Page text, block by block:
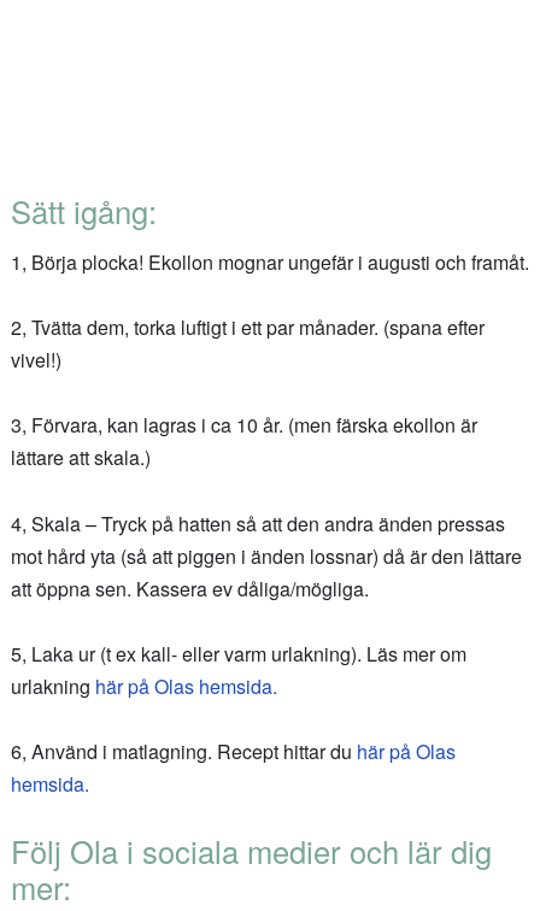
Sätt igång:
1, Börja plocka! Ekollon mognar ungefär i augusti och framåt.
2, Tvätta dem, torka luftigt i ett par månader. (spana efter
vivel!)
3, Förvara, kan lagras i ca 10 år. (men färska ekollon är
lättare att skala.)
4, Skala – Tryck på hatten så att den andra änden pressas
mot hård yta (så att piggen i änden lossnar) då är den lättare
att öppna sen. Kassera ev dåliga/mögliga.
5, Laka ur (t ex kall- eller varm urlakning). Läs mer om
urlakning här på Olas hemsida.
6, Använd i matlagning. Recept hittar du här på Olas
hemsida.
Följ Ola i sociala medier och lär dig
mer: